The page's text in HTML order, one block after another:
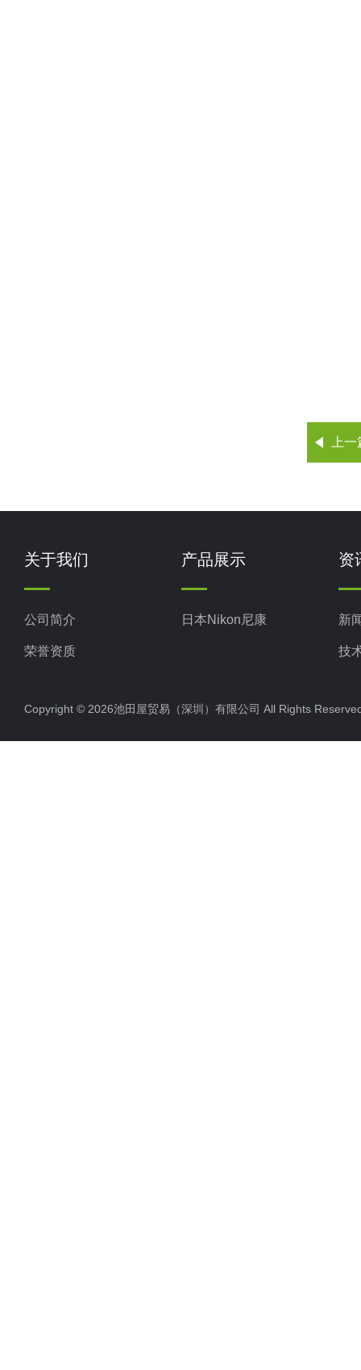
上
关于我们
公司简介
荣誉资质
产品展示
日本Nikon尼康
资
新
技
Copyright © 2026池田屋贸易（深圳）有限公司 All Rights